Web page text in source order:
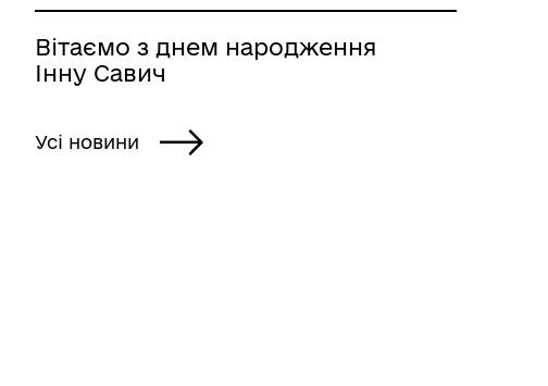
Вітаємо з днем народження
Інну Савич
Усі новини